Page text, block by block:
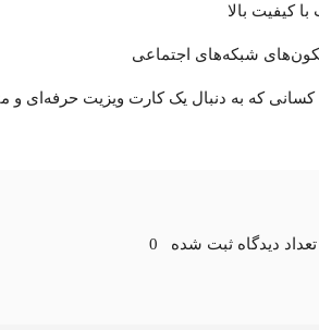
کیفیت بالا
که به دنبال یک کارت ویزیت حرفه‌ای و
تعداد دیدگاه ثبت شده 0